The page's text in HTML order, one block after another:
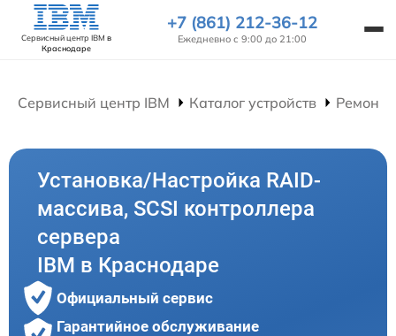
Сервисный центр IBM в
Краснодаре
+7 (861) 212-36-12
Ежедневно с 9:00 до 21:00
Сервисный центр IBM Каталог устройств Ремонт
Установка/Настройка RAID-
массива, SCSI контроллера
сервера
IBM в Краснодаре
Официальный сервис
Гарантийное обслуживание